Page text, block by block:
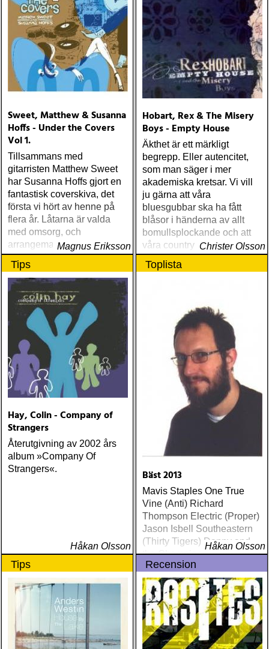
Sweet, Matthew & Susanna
Hoffs - Under the Covers
Vol 1.
Tillsammans med
gitarristen Matthew Sweet
har Susanna Hoffs gjort en
fantastisk coverskiva, det
första vi hört av henne på
flera år. Låtarna är valda
med omsorg, och
arrangemangen väl
sammanhållna: mjukt
mullrande gitarr, följsamt
rytmkomp och snygg
stämsång à la sextiotalets
huvudfåra
Magnus Eriksson
Hobart, Rex & The Misery
Boys - Empty House
Äkthet är ett märkligt
begrepp. Eller autencitet,
som man säger i mer
akademiska kretsar. Vi vill
ju gärna att våra
bluesgubbar ska ha fått
blåsor i händerna av allt
bomullsplockande och att
våra countrymusiker ska ha
duckat för flygande flaskor
bakom sågspånsbarernas
Christer Olsson
Tips
Hay, Colin - Company of
Strangers
Återutgivning av 2002 års
album »Company Of
Strangers«.
Håkan Olsson
Toplista
Bäst 2013
Mavis Staples One True
Vine (Anti) Richard
Thompson Electric (Proper)
Jason Isbell Southeastern
(Thirty Tigers) Danny and
the Champions of the World
Stay True (Loose) Slow Fox
Just Like the Birds (Rootsy)
Steve Earle The Low
Highway (New West) Bob
Dylan Another Self Portrait
(Columbia) Halden Electric
Women (Rootsy) Rokia
Håkan Olsson
Tips Recension